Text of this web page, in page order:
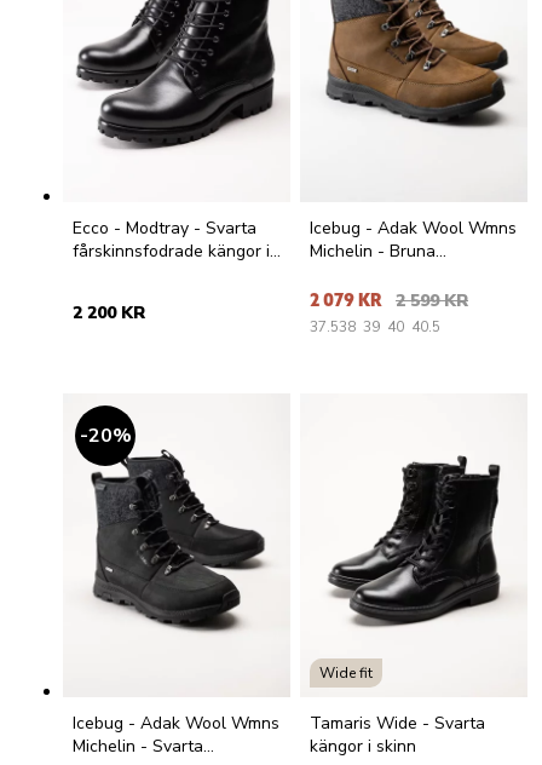
Ecco - Modtray - Svarta
fårskinnsfodrade kängor i
2 200 KR
Icebug - Adak Wool Wmns
Michelin - Bruna
2 079 KR 2 599 KR
37.538 39 40 40.5
20%
Icebug - Adak Wool Wmns
Michelin - Svarta
Wide fit
Tamaris Wide - Svarta
kängor i skinn